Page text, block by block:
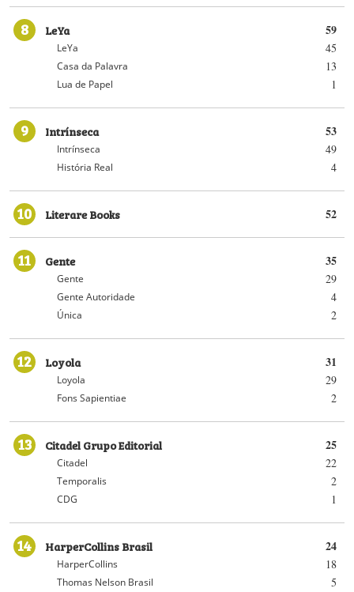
8 59
LeYa
45
LeYa
13
Casa da Palavra
1
Lua de Papel
9 53
Intrínseca
49
Intrínseca
4
História Real
10 52
Literare Books
11 35
Gente
29
Gente
4
Gente Autoridade
2
Única
12 31
Loyola
29
Loyola
2
Fons Sapientiae
13 25
Citadel Grupo Editorial
22
Citadel
2
Temporalis
1
CDG
14 24
HarperCollins Brasil
18
HarperCollins
5
Thomas Nelson Brasil